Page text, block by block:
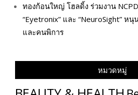
ทองก้อนใหญ่ โฮลดิ้ง ร่วมงาน
“Eyetronix” และ “NeuroSight” ห
และคนพิการ
หมวดหมู่